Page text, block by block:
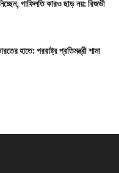
গাফিলতি কারও ছাড় নয়: রিজভী
হাতে: পররাষ্ট্র প্রতিমন্ত্রী শামা